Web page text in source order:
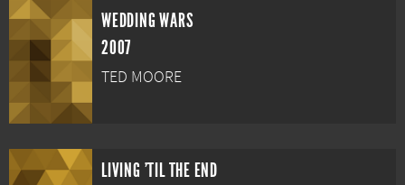
WEDDING WARS
2007
TED MOORE
LIVING 'TIL THE END